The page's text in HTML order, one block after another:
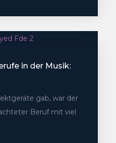
in der Musik:
gab, war der
Beruf mit viel